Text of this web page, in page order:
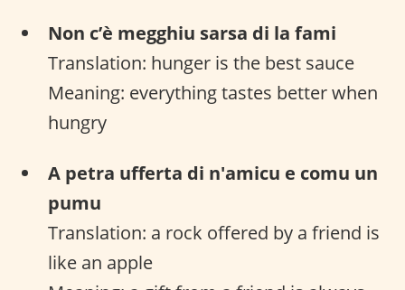
Non c’è megghiu sarsa di la fami
Translation: hunger is the best sauce
Meaning: everything tastes better when
hungry
A petra ufferta di n'amicu e comu un
pumu
Translation: a rock offered by a friend is
like an apple